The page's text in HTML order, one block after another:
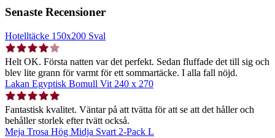
Senaste Recensioner
Hotelltäcke 150x200 Sval
Helt OK. Första natten var det perfekt. Sedan fluffade det till sig och
blev lite grann för varmt för ett sommartäcke. I alla fall nöjd.
Lakan Egyptisk Bomull Vit 240 x 270
Fantastisk kvalitet. Väntar på att tvätta för att se att det håller och
behåller storlek efter tvätt också.
Meja Trosa Hög Midja Svart 2-Pack L